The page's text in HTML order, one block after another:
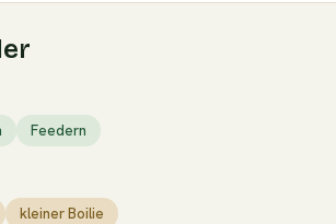
Feedern
kleiner Boilie